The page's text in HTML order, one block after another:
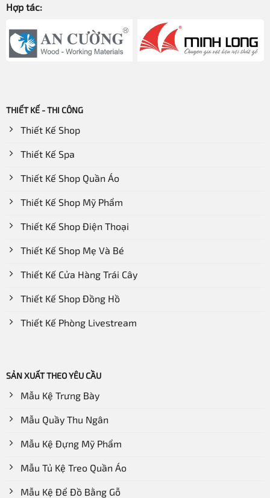
Hợp tác:
THIẾT KẾ - THI CÔNG
Thiết Kế Shop
Thiết Kế Spa
Thiết Kế Shop Quần Áo
Thiết Kế Shop Mỹ Phẩm
Thiết Kế Shop Điện Thoại
Thiết Kế Shop Mẹ Và Bé
Thiết Kế Cửa Hàng Trái Cây
Thiết Kế Shop Đồng Hồ
Thiết Kế Phòng Livestream
SẢN XUẤT THEO YÊU CẦU
Mẫu Kệ Trưng Bày
Mẫu Quầy Thu Ngân
Mẫu Kệ Đựng Mỹ Phẩm
Mẫu Tủ Kệ Treo Quần Áo
Mẫu Kệ Để Đồ Bằng Gỗ